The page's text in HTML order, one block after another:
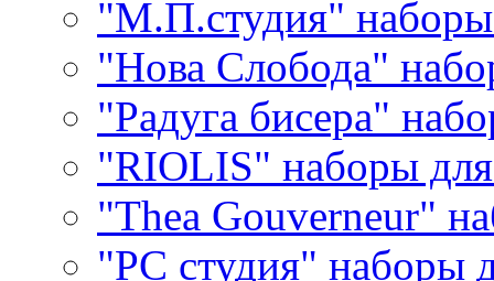
"М.П.студия"
"Нова Слобода"
"Радуга бисера"
"RIOLIS" наборы
"Thea Gouverneur"
"РС студия" наборы